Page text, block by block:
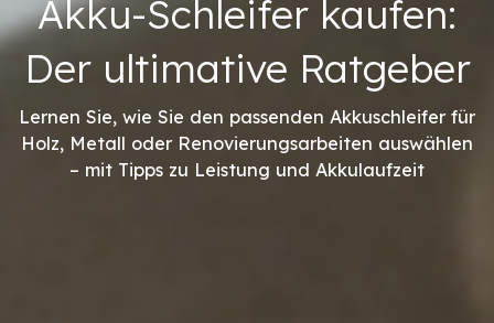
Akku-Schleifer kaufen:
Der ultimative Ratgeber
Lernen Sie, wie Sie den passenden Akkuschleifer für
Holz, Metall oder Renovierungsarbeiten auswählen
– mit Tipps zu Leistung und Akkulaufzeit